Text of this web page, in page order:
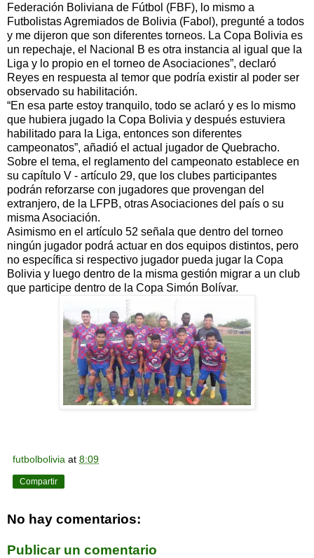
Federación Boliviana de Fútbol (FBF), lo mismo a
Futbolistas Agremiados de Bolivia (Fabol), pregunté a todos
y me dijeron que son diferentes torneos. La Copa Bolivia es
un repechaje, el Nacional B es otra instancia al igual que la
Liga y lo propio en el torneo de Asociaciones”, declaró
Reyes en respuesta al temor que podría existir al poder ser
observado su habilitación.
“En esa parte estoy tranquilo, todo se aclaró y es lo mismo
que hubiera jugado la Copa Bolivia y después estuviera
habilitado para la Liga, entonces son diferentes
campeonatos”, añadió el actual jugador de Quebracho.
Sobre el tema, el reglamento del campeonato establece en
su capítulo V - artículo 29, que los clubes participantes
podrán reforzarse con jugadores que provengan del
extranjero, de la LFPB, otras Asociaciones del país o su
misma Asociación.
Asimismo en el artículo 52 señala que dentro del torneo
ningún jugador podrá actuar en dos equipos distintos, pero
no específica si respectivo jugador pueda jugar la Copa
Bolivia y luego dentro de la misma gestión migrar a un club
que participe dentro de la Copa Simón Bolívar.
futbolbolivia at 8:09
Compartir
No hay comentarios:
Publicar un comentario